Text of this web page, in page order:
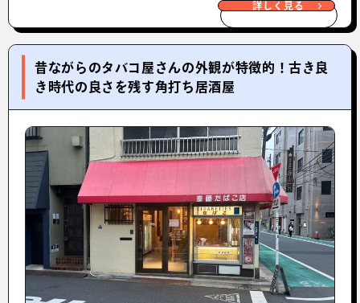
詳しく見る
昔ながらのタバコ屋さんの外観が特徴的！古き良
き時代の良さを残す角打ち居酒屋